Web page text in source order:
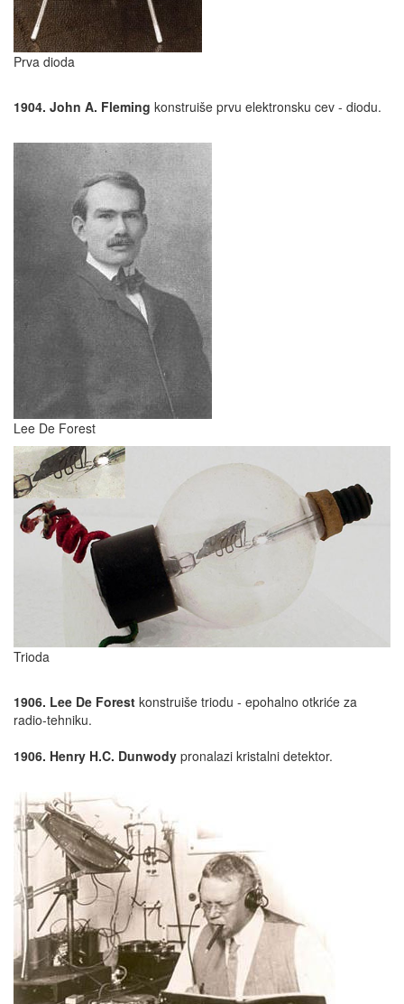
Prva dioda
1904. John A. Fleming konstruiše prvu elektronsku cev - diodu.
Lee De Forest
Trioda
1906. Lee De Forest konstruiše triodu - epohalno otkriće za
radio-tehniku.
1906. Henry H.C. Dunwody pronalazi kristalni detektor.